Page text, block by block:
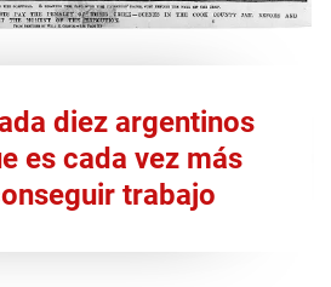
diez argentinos
es cada vez más
trabajo